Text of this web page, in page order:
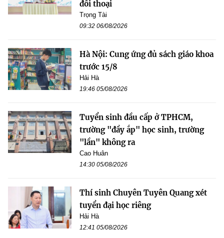
đối thoại
Trọng Tài
09:32 06/08/2026
Hà Nội: Cung ứng đủ sách giáo khoa
trước 15/8
Hải Hà
19:46 05/08/2026
Tuyển sinh đầu cấp ở TPHCM,
trường "đầy ắp" học sinh, trường
"lần" không ra
Cao Huân
14:30 05/08/2026
Thí sinh Chuyên Tuyên Quang xét
tuyển đại học riêng
Hải Hà
12:41 05/08/2026